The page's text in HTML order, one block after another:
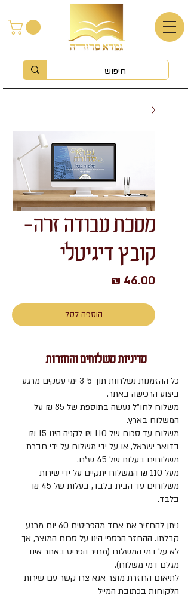
מסכת עבודה זרה-
קובץ דיגיטלי
הוספה לסל
מדיניות משלוחים והחזרות
כל ההזמנות נשלחות תוך 3-5 ימי עסקים מרגע
ביצוע הרכישה באתר.
משלוח לחו"ל נעשה בתוספת של 85 ₪ על
המשלוח בארץ.
משלוח עד סכום של 110 ₪ לקניה הינו 15 ₪
בדואר ישראל, או על ידי משלוח על ידי חברת
משלוחים בעלות של 45 ש"ח.
מעל 110 ₪ המשלוח יתקיים על ידי שירות
משלוחים עד הבית בלבד, בעלות של 45 ₪
בלבד.
ניתן להחזיר את אחד מהפריטים 60 יום מרגע
קבלתו. ההחזר הכספי הינו על סכום המוצר, אך
לא על דמי המשלוח (מחיר הפריט באתר אינו
מגלם דמי משלוח).
לתיאום החזרת מוצר אנא צרו קשר עם שירות
הלקוחות בכתובת המייל